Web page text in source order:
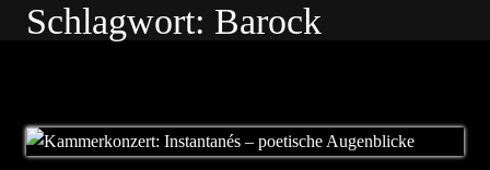
Schlagwort: Barock